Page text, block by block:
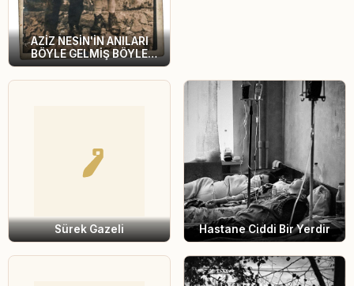
AZİZ NESİN'İN ANILARI
BÖYLE GELMİŞ BÖYLE
GİTMEZ
Sürek Gazeli Hastane Ciddi Bir Yerdir